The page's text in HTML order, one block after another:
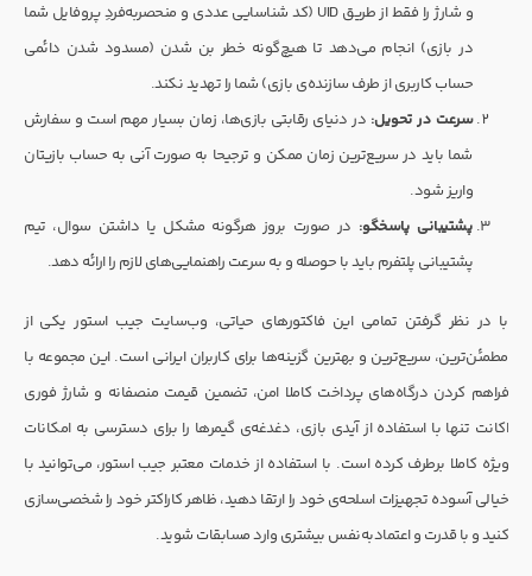
و شارژ را فقط از طریق UID (کد شناسایی عددی و منحصربه‌فردِ پروفایل شما
در بازی) انجام می‌دهد تا هیچ‌گونه خطر بن شدن (مسدود شدن دائمی
حساب کاربری از طرف سازنده‌ی بازی) شما را تهدید نکند.
سرعت در تحویل: در دنیای رقابتی بازی‌ها، زمان بسیار مهم است و سفارش
شما باید در سریع‌ترین زمان ممکن و ترجیحا به صورت آنی به حساب بازیتان
واریز شود.
پشتیبانی پاسخگو: در صورت بروز هرگونه مشکل یا داشتن سوال، تیم
پشتیبانی پلتفرم باید با حوصله و به سرعت راهنمایی‌های لازم را ارائه دهد.
با در نظر گرفتن تمامی این فاکتورهای حیاتی، وب‌سایت جیب استور یکی از
مطمئن‌ترین، سریع‌ترین و بهترین گزینه‌ها برای کاربران ایرانی است. این مجموعه با
فراهم کردن درگاه‌های پرداخت کاملا امن، تضمین قیمت منصفانه و شارژ فوری
اکانت تنها با استفاده از آیدی بازی، دغدغه‌ی گیمرها را برای دسترسی به امکانات
ویژه کاملا برطرف کرده است. با استفاده از خدمات معتبر جیب استور، می‌توانید با
خیالی آسوده تجهیزات اسلحه‌ی خود را ارتقا دهید، ظاهر کاراکتر خود را شخصی‌سازی
کنید و با قدرت و اعتمادبه‌نفس بیشتری وارد مسابقات شوید.